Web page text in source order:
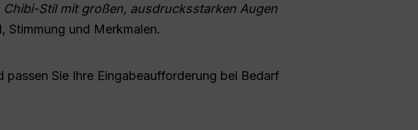
Stil mit großen, ausdrucksstarken Augen
Stimmung und Merkmalen.
passen Sie Ihre Eingabeaufforderung bei Bedarf